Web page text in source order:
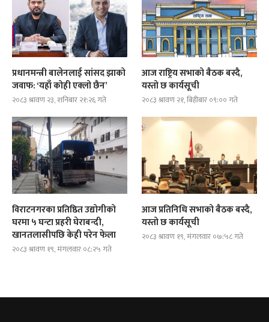
प्रधानमन्त्री बालेनलाई सांसद झाको
जवाफ: ‘यहाँ कोही एक्लो छैन’
२०८३ श्रावण २३, शनिबार २१:२६ गते
आज राष्ट्रिय सभाको बैठक बस्दै,
यस्तो छ कार्यसूची
२०८३ श्रावण २१, बिहीबार ०९:०० गते
विराटनगरका प्रतिष्ठित उद्योगीको
घरमा ५ घन्टा प्रहरी घेराबन्दी,
खानतलासीपछि केही परेन फेला
२०८३ श्रावण १९, मंगलवार ०८:२५ गते
आज प्रतिनिधि सभाको बैठक बस्दै,
यस्तो छ कार्यसूची
२०८३ श्रावण १९, मंगलवार ०७:५८ गते